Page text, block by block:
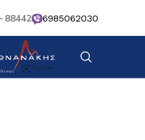
88442 6985062030
/ Πιάτα